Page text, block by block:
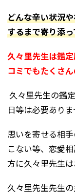
どんな辛い状況
するまで寄り添
久々里先生は鑑
コミでもたくさ
久々里先生の鑑
日等は必要ありま
思いを寄せる相
こない等、恋愛
方に久々里先生は
久々里先生先生